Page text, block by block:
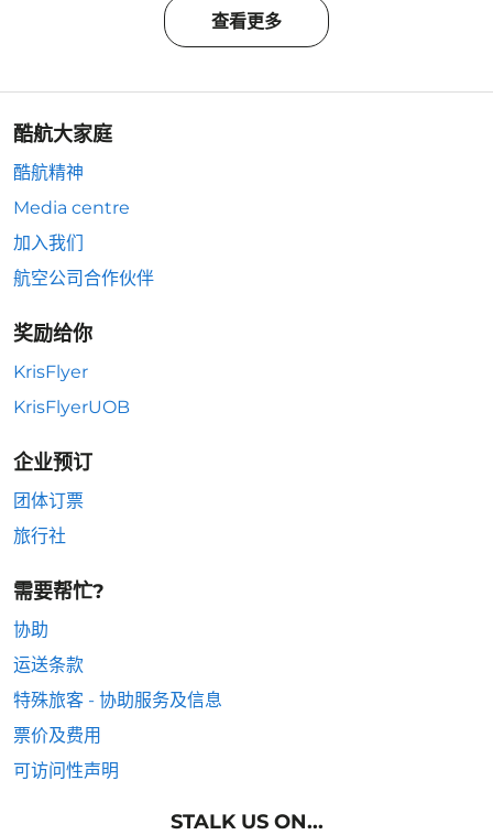
查看更多
酷航大家庭
酷航精神
Media centre
加入我们
航空公司合作伙伴
奖励给你
KrisFlyer
KrisFlyerUOB
企业预订
团体订票
旅行社
需要帮忙?
协助
运送条款
特殊旅客 - 协助服务及信息
票价及费用
可访问性声明
STALK US ON...